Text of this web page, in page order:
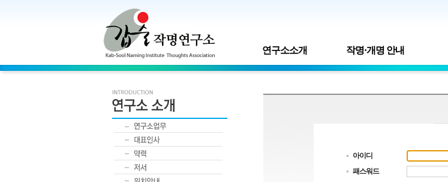
연구소소개 작명·개명 안내
아이디
패스워드